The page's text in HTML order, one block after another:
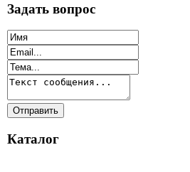
Задать вопрос
Каталог